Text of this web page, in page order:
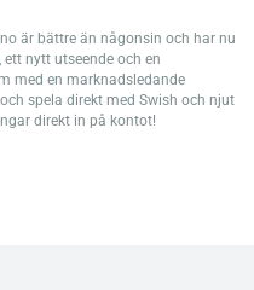
är bättre än någonsin och har nu
nytt utseende och en
med en marknadsledande
spela direkt med Swish och njut
direkt in på kontot!